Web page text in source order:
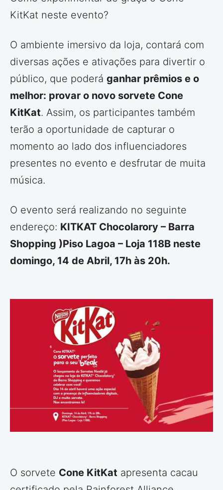
KitKat neste evento?
O ambiente imersivo da loja, contará com
diversas ações e ativações para divertir o
público, que poderá ganhar prêmios e o
melhor: provar o novo sorvete Cone
KitKat. Assim, os participantes também
terão a oportunidade de capturar o
momento ao lado dos influenciadores
presentes no evento e desfrutar de muita
música.
O evento será realizando no seguinte
endereço: KITKAT Chocolarory – Barra
Shopping )Piso Lagoa – Loja 118B neste
domingo, 14 de Abril, 17h às 20h.
O sorvete Cone KitKat apresenta cacau